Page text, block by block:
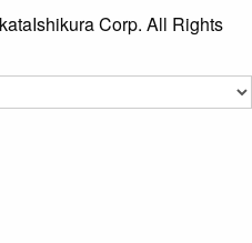
Corp. All Rights